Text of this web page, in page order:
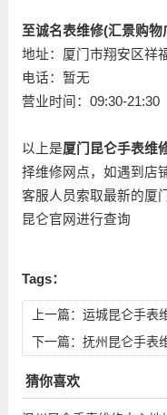
至诚名表维修(汇景购物
地址：厦门市翔安区祥
电话：暂无
营业时间：09:30-21:30
以上是厦门昆仑手表维
择维修网点，如遇到店
客服人员索取最新的厦
昆仑官网进行查询
Tags：
上一篇： 运城昆仑手表
点查询
下一篇： 抚州昆仑手表
猜你喜欢